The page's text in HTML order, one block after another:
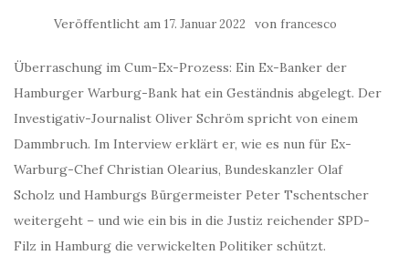
Veröffentlicht am 17. Januar 2022 von francesco
Überraschung im Cum-Ex-Prozess: Ein Ex-Banker der
Hamburger Warburg-Bank hat ein Geständnis abgelegt. Der
Investigativ-Journalist Oliver Schröm spricht von einem
Dammbruch. Im Interview erklärt er, wie es nun für Ex-
Warburg-Chef Christian Olearius, Bundeskanzler Olaf
Scholz und Hamburgs Bürgermeister Peter Tschentscher
weitergeht – und wie ein bis in die Justiz reichender SPD-
Filz in Hamburg die verwickelten Politiker schützt.